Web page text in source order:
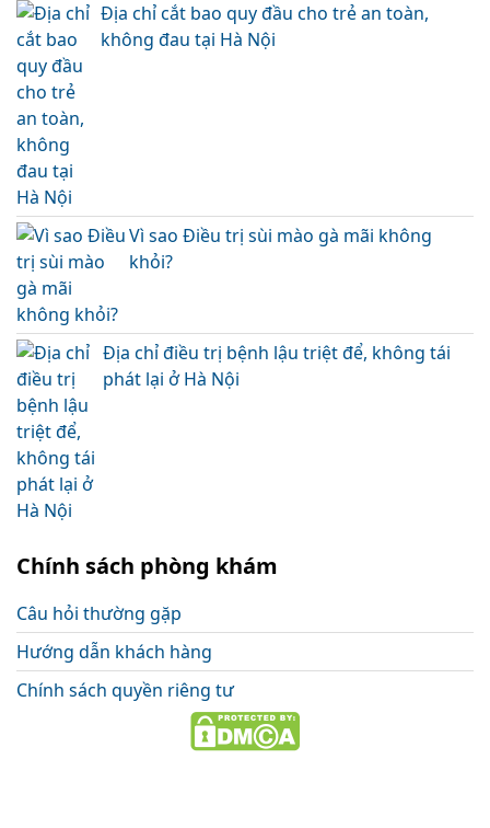
Địa chỉ cắt bao quy đầu cho trẻ an toàn,
không đau tại Hà Nội
Vì sao Điều trị sùi mào gà mãi không
khỏi?
Địa chỉ điều trị bệnh lậu triệt để, không tái
phát lại ở Hà Nội
Chính sách phòng khám
Câu hỏi thường gặp
Hướng dẫn khách hàng
Chính sách quyền riêng tư